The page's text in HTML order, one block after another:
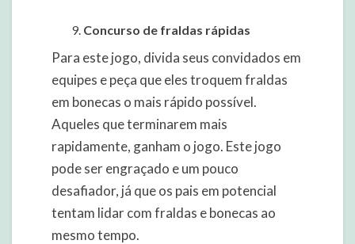
Concurso de fraldas rápidas
Para este jogo, divida seus convidados em
equipes e peça que eles troquem fraldas
em bonecas o mais rápido possível.
Aqueles que terminarem mais
rapidamente, ganham o jogo. Este jogo
pode ser engraçado e um pouco
desafiador, já que os pais em potencial
tentam lidar com fraldas e bonecas ao
mesmo tempo.